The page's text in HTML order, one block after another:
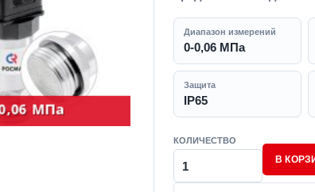
Диапазон измерений
0-0,06 МПа
Защита
IP65
КОЛИЧЕСТВО
В